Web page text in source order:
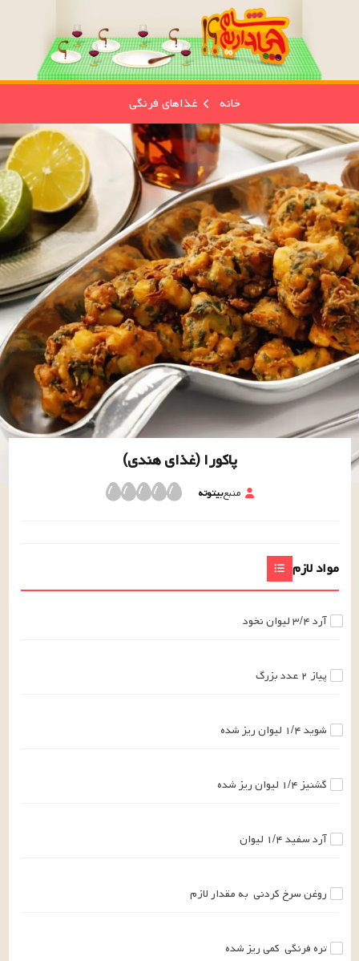
خانه غذاهای فرنگی
پاکورا (غذای هندی)
منبعبیتوته
مواد لازم
آرد۳/۴لیواننخود
پیاز ۲ عددبزرگ
شوید۱/۴ لیوانریز شده
گشنیز ۱/۴ لیوانریز شده
آرد سفید۱/۴ لیوان
روغن سرخ کردنی به مقدار لازم
تره فرنگی کمیریز شده